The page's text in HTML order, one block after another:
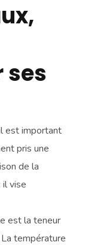
ses
est important
pris une
de la
il vise
est la teneur
température